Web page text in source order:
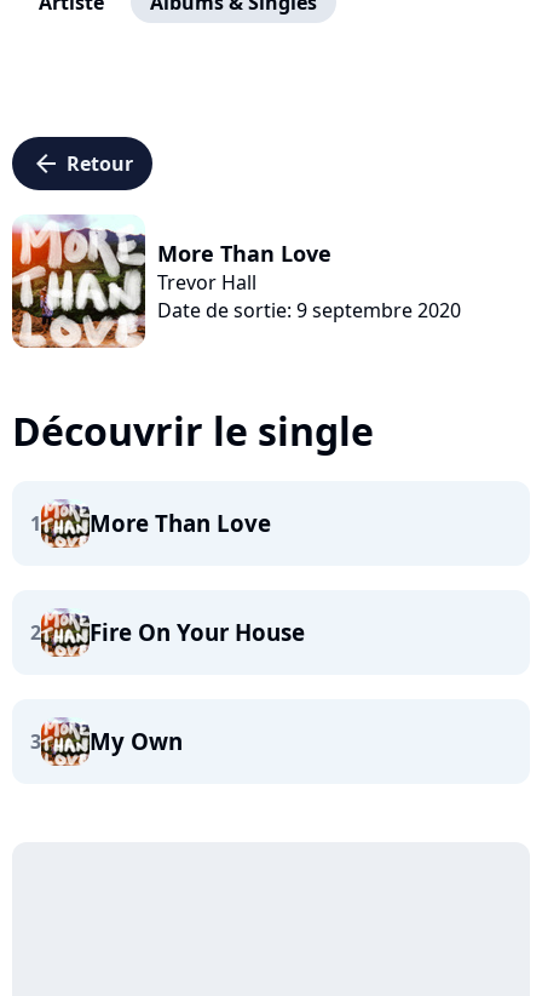
arrow_left Retour
More Than Love
Trevor Hall
Date de sortie: 9 septembre 2020
Découvrir le single
1 More Than Love
2 Fire On Your House
3 My Own